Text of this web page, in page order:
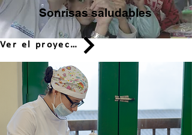
Sonrisas saludables
Ver el proyecto